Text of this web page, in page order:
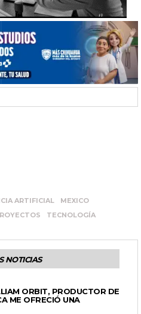
ARTIFICIAL
MEXICO
TECNOLOGÍA
NOTICIAS
ORBIT, PRODUCTOR DE
ME OFRECIÓ UNA